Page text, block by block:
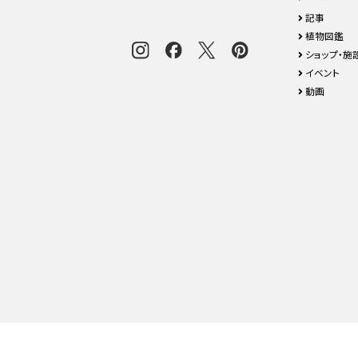
記事
植物図鑑
ショップ・
イベント
動画